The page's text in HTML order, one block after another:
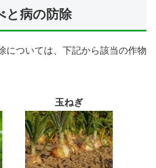
と病の防除
については、下記から該当の作物
玉ねぎ